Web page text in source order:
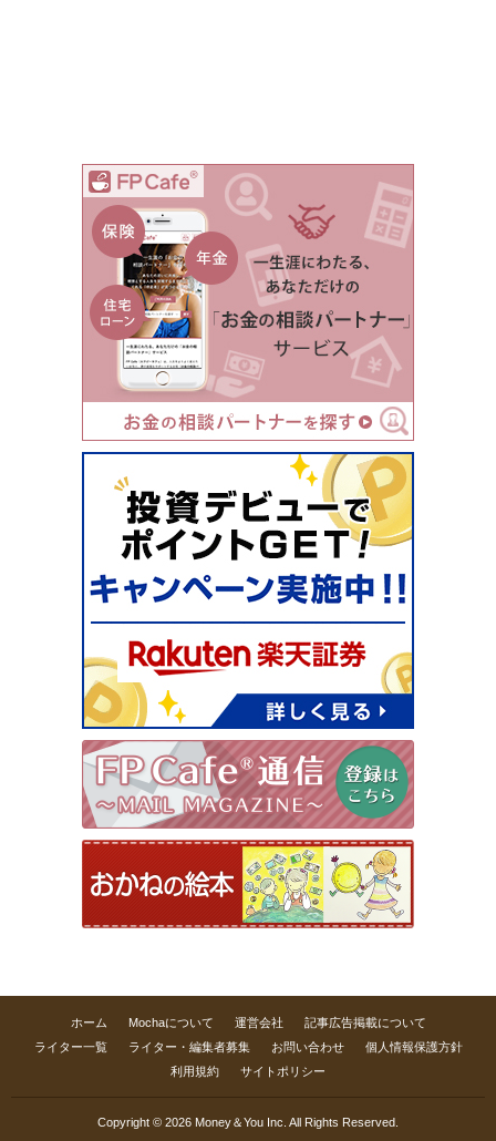
ホーム Mochaについて 運営会社
記事広告掲載について
ライター一覧
ライター・編集者募集 お問い合わせ
個人情報保護方針
利用規約
サイトポリシー
Copyright © 2026 Money＆You Inc. All Rights Reserved.